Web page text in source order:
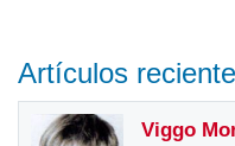
Artículos
Viggo